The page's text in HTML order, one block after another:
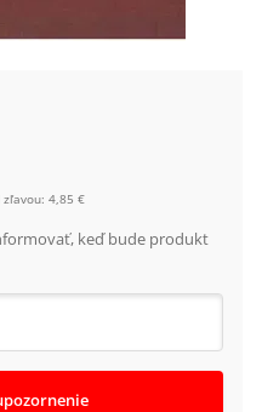
4,85 €
keď bude produkt